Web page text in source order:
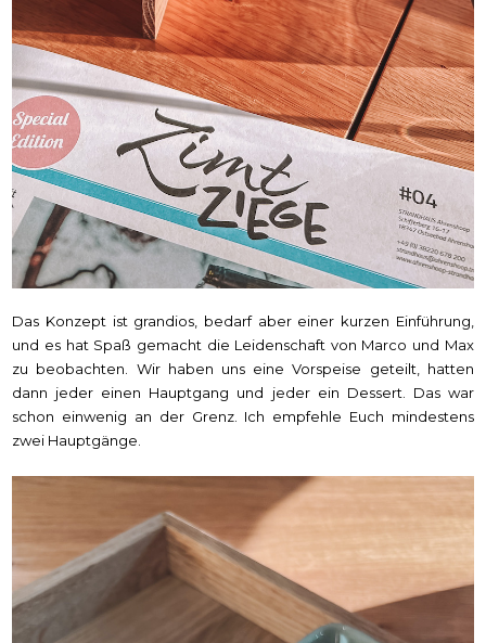
Das Konzept ist grandios, bedarf aber einer kurzen Einführung,
und es hat Spaß gemacht die Leidenschaft von Marco und Max
zu beobachten. Wir haben uns eine Vorspeise geteilt, hatten
dann jeder einen Hauptgang und jeder ein Dessert. Das war
schon einwenig an der Grenz. Ich empfehle Euch mindestens
zwei Hauptgänge.